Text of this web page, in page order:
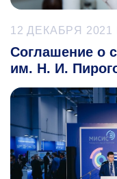
12 ДЕКАБРЯ 2021
Соглашение о
им. Н. И.